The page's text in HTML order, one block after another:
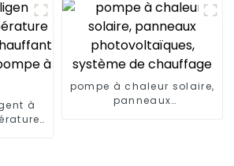
kW
à
pompe à chaleur solaire,
panneaux